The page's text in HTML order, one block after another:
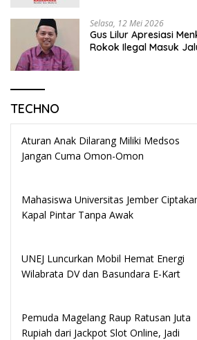
Selasa, 12 Mei 2026
Gus Lilur Apresiasi
Rokok Ilegal Masuk
TECHNO
Aturan Anak Dilarang Miliki Medsos
Jangan Cuma Omon-Omon
Mahasiswa Universitas Jember
Kapal Pintar Tanpa Awak
UNEJ Luncurkan Mobil Hemat Energi
Wilabrata DV dan Basundara E-Kart
Pemuda Magelang Raup Ratusan Juta
Rupiah dari Jackpot Slot Online, Jadi